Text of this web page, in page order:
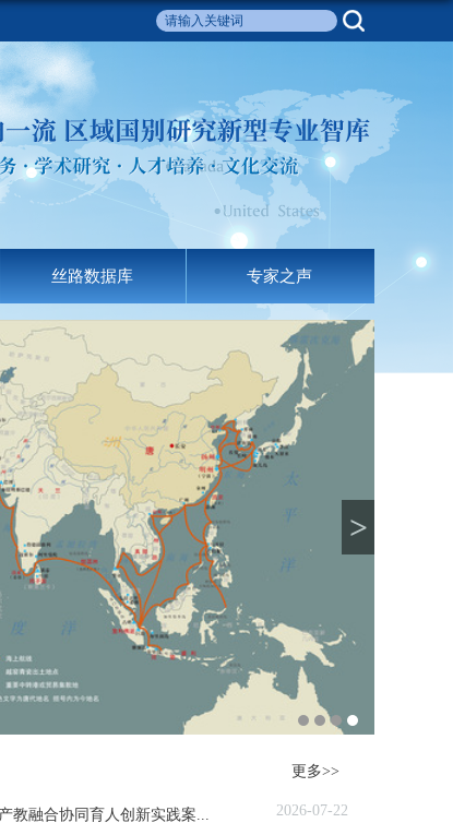
丝路数据库 专家之声
>
更多>>
教融合协同育人创新实践案... 2026-07-22